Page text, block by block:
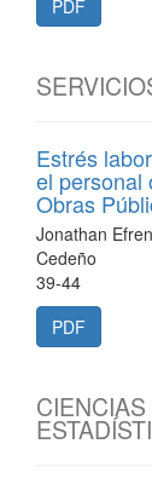
PDF
Estrés
el personal
Obras
Jonathan
Cedeño
39-44
PDF